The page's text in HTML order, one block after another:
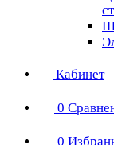
Кабинет
0
0